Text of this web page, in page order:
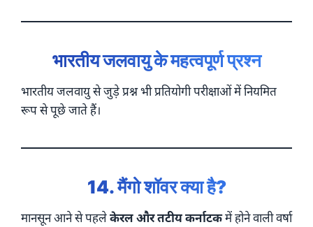
भारतीय जलवायु के महत्वपूर्ण प्रश्न
भारतीय जलवायु से जुड़े प्रश्न भी प्रतियोगी परीक्षाओं में नियमित
रूप से पूछे जाते हैं।
14. मैंगो शॉवर क्या है?
मानसून आने से पहलेकेरल और तटीय कर्नाटकमें होने वाली वर्षा